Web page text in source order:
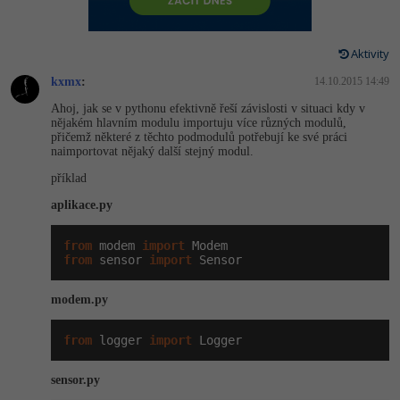
HTML5, CSS3, Bootstrap, SEO
Testování a verzování
UML a návrhové vzory
React
Spring
ASP.NET MVC
PHP
Python
HTML / CSS
UML a návrhové vzory
MySQL/MariaDB
Vývojář mobilních aplikací
Webdesigner
Systémový administrátor
Grafik / UX/UI návrhář
3D grafik
Projektový manažer
Databázový analytik
PHP
C++ -80%
Kotlin
C -80%
VB.NET
Aktivity
kxmx: 14.10.2015 14:49
Ahoj, jak se v pythonu efektivně řeší závislosti v situaci kdy v
nějakém hlavním modulu importuju více různých modulů,
přičemž některé z těchto podmodulů potřebují ke své práci
naimportovat nějaký další stejný modul.
příklad
aplikace.py
from modem import
from sensor import Sensor
modem.py
from logger import Logger
sensor.py